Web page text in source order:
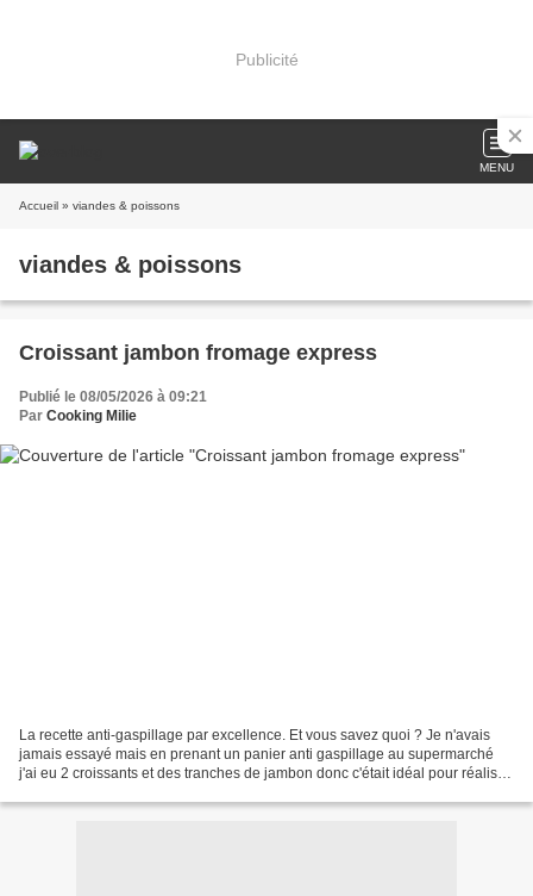
Publicité
MENU
Accueil » viandes & poissons
viandes & poissons
Croissant jambon fromage express
Publié le 08/05/2026 à 09:21
Par Cooking Milie
La recette anti-gaspillage par excellence. Et vous savez quoi ? Je n'avais
jamais essayé mais en prenant un panier anti gaspillage au supermarché
j'ai eu 2 croissants et des tranches de jambon donc c'était idéal pour réaliser